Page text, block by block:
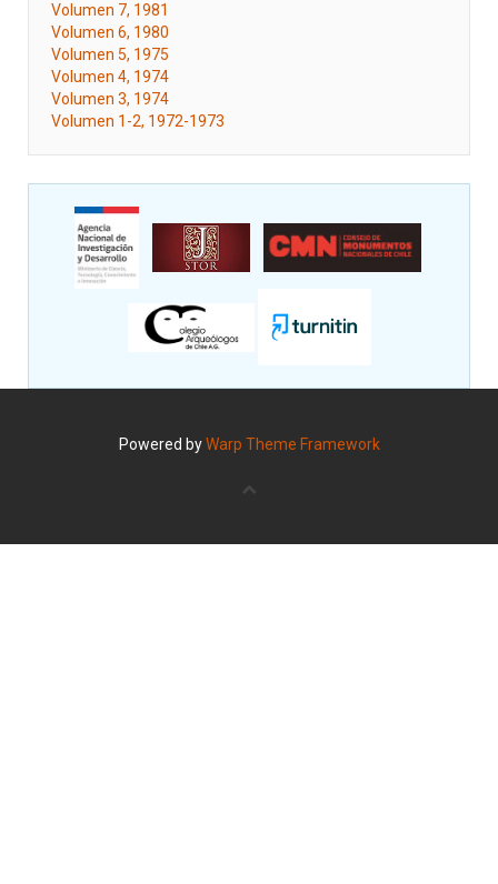
Volumen 7, 1981
Volumen 6, 1980
Volumen 5, 1975
Volumen 4, 1974
Volumen 3, 1974
Volumen 1-2, 1972-1973
Powered byWarp Theme Framework